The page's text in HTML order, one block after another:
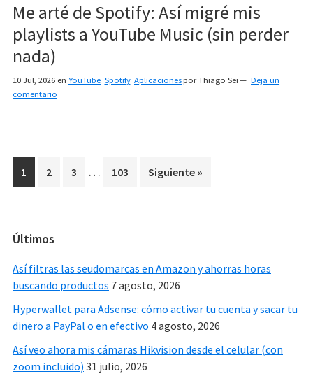
Me arté de Spotify: Así migré mis
playlists a YouTube Music (sin perder
nada)
10 Jul, 2026 en YouTube Spotify AplicacionesporThiago Sei
Deja un
comentario
Page
1 Page
2 Page
3
Interim
… Page
103 Siguiente »
Primary
Sidebar
Últimos
Así filtras las seudomarcas en Amazon y ahorras horas
buscando productos 7 agosto, 2026
Hyperwallet para Adsense: cómo activar tu cuenta y sacar tu
dinero a PayPal o en efectivo 4 agosto, 2026
Así veo ahora mis cámaras Hikvision desde el celular (con
zoom incluido) 31 julio, 2026